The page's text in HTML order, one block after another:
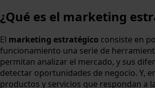
¿Qué es el marketing
El marketing estratégico consiste en
funcionamiento una serie de
permitan analizar el mercado, y sus
detectar oportunidades de negocio. Y,
productos y servicios que respondan a